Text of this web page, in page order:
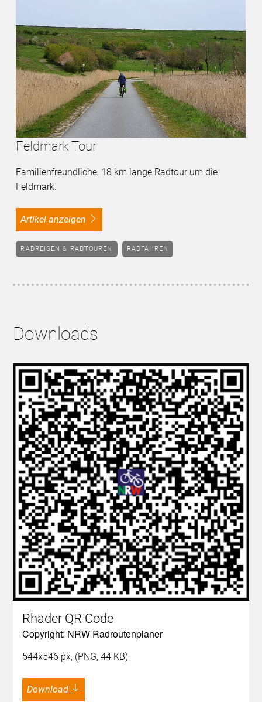
Feldmark Tour
Familienfreundliche, 18 km lange Radtour um die
Feldmark.
Artikel anzeigen
RADREISEN & RADTOUREN RADFAHREN
Downloads
Rhader QR Code
Copyright: NRW Radroutenplaner
544x546 px, (PNG, 44 KB)
Download